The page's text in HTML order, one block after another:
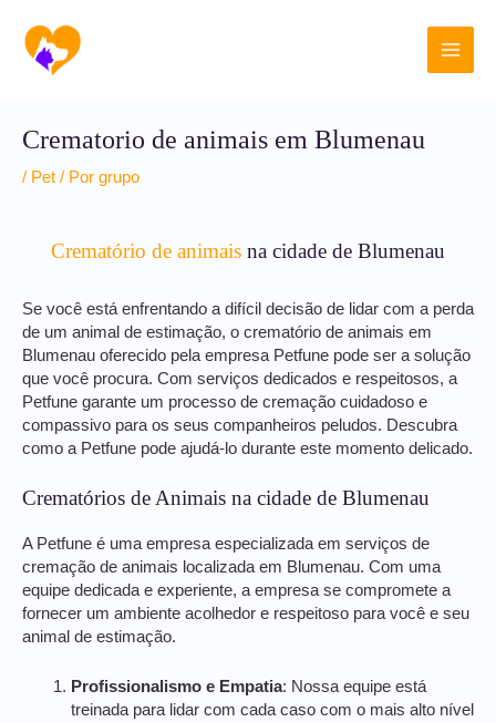
para
conteúdo
Main
Crematorio de animais em Blumenau
/ Pet / Por grupo
Crematório de animais na cidade de Blumenau
Se você está enfrentando a difícil decisão de lidar com a perda
de um animal de estimação, o crematório de animais em
Blumenau oferecido pela empresa Petfune pode ser a solução
que você procura. Com serviços dedicados e respeitosos, a
Petfune garante um processo de cremação cuidadoso e
compassivo para os seus companheiros peludos. Descubra
como a Petfune pode ajudá-lo durante este momento delicado.
Crematórios de Animais na cidade de Blumenau
A Petfune é uma empresa especializada em serviços de
cremação de animais localizada em Blumenau. Com uma
equipe dedicada e experiente, a empresa se compromete a
fornecer um ambiente acolhedor e respeitoso para você e seu
animal de estimação.
Profissionalismo e Empatia: Nossa equipe está
treinada para lidar com cada caso com o mais alto nível